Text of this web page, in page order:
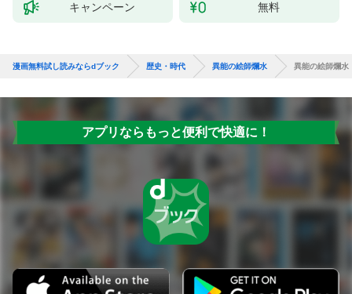
キャンペーン 無料
漫画無料試し読みならdブック 歴史・時代 異能の絵師爛水 異能の絵師爛水
アプリならもっと便利で快適に！